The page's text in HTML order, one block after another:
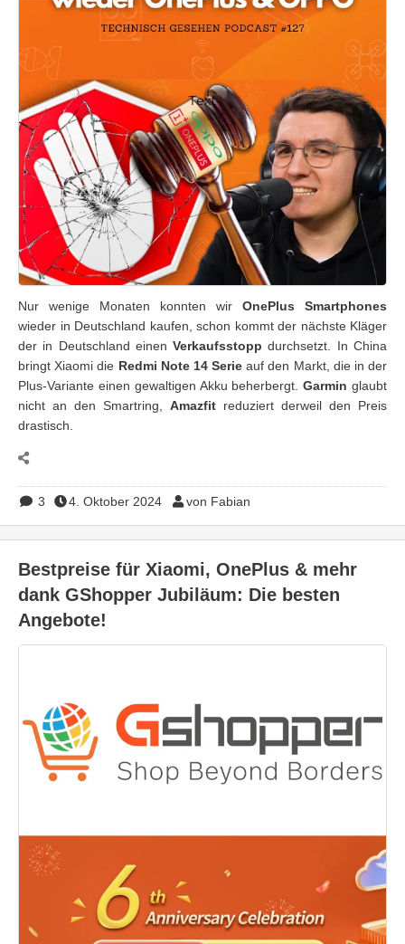
Nur wenige Monaten konnten wir OnePlus Smartphones
wieder in Deutschland kaufen, schon kommt der nächste Kläger
der in Deutschland einenVerkaufsstopp durchsetzt. In China
bringt Xiaomi die Redmi Note 14 Serie auf den Markt, die in der
Plus-Variante einen gewaltigen Akku beherbergt.Garmin glaubt
nicht an den Smartring, Amazfit reduziert derweil den Preis
drastisch.
3 4. Oktober 2024 von Fabian
Bestpreise für Xiaomi, OnePlus & mehr
dank GShopper Jubiläum: Die besten
Angebote!